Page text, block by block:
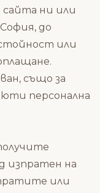
ни или
до
или
също за
персонална
изпратен на
или